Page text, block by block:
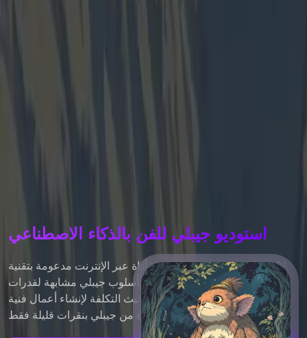
استوديو جيبلي للفن بالذكاء الاصطناعي
استوديو جيبلي للفن هو أداة عبر الإنترنت مدعومة بتقنية Flux AI
تقوم بإنشاء صور بأسلوب جيبلي مشابهة لقدرات ChatGPT 4o.
يوفر طريقة مريحة وفعالة من حيث التكلفة لإنشاء أعمال فنية
ساحرة مستوحاة من جيبلي بنقرات قليلة فقط.